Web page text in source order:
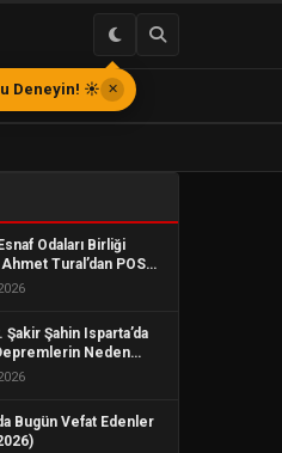
SEFERLERİ
Odaları Birliği
Ahmet Tural’dan POS
Değil Bankalar
Şakir Şahin Isparta’da
Neden
Açıkladı
Bugün Vefat Edenler
Deneyin! ☀️ ✕